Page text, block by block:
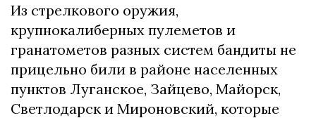
Из стрелкового оружия,
крупнокалиберных пулеметов и
гранатометов разных систем бандиты не
прицельно били в районе населенных
пунктов Луганское, Зайцево, Майорск,
Светлодарск и Мироновский, которые